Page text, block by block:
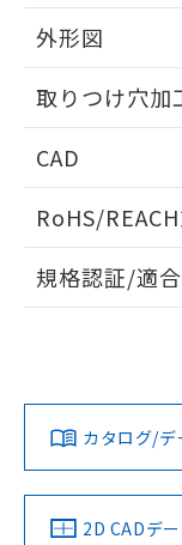
外形図
取りつけ穴加
CAD
ドすることが
ダウンロードデー
みください。
ソフトウェアの使用
RoHS/
EU RoHS 注意
対応済み
中国 RoHS 注
規格認証/適
LR型式承認
（イギリス
船舶規格）
カタログ/
2D CADデ
品・
の共
用者
EU RoHS
51物質の
※本証明
物質の対
荷製品に
欄に対応
既に当社